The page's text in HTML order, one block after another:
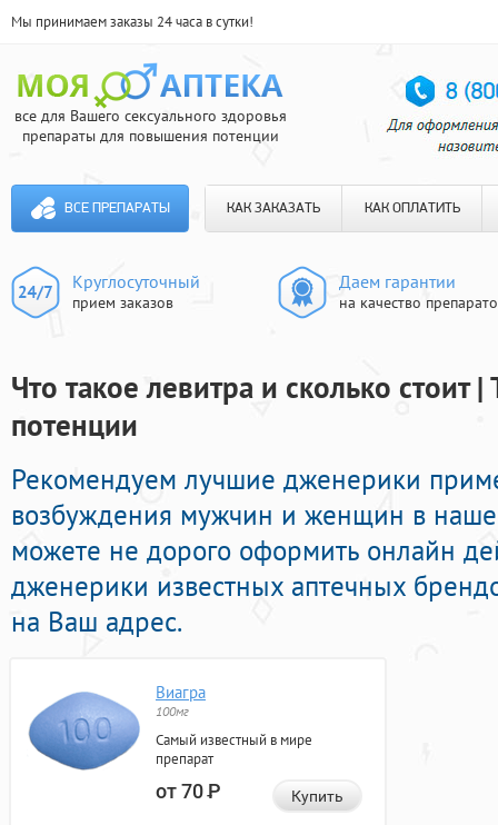
Мы принимаем заказы 24 часа в сутки!
все для Вашего сексуального здоровья
препараты для повышения потенции
ВСЕ ПРЕПАРАТЫ КАК ЗАКАЗАТЬ КАК ОПЛАТИТЬ
Круглосуточный
прием заказов
Даем гарантии
на качество
Что такое левитра и сколько стоит |
потенции
Рекомендуем лучшие дженерики
возбуждения мужчин и женщин в
можете не дорого оформить онлайн
дженерики известных аптечных
на Ваш адрес.
Виагра
100мг
Самый известный в мире
препарат
от 70Р Купить